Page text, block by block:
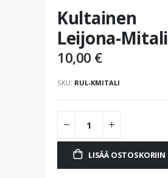
to
the
beginning
of
the
Kultainen
Leijona-Mitali
10,00 €
SKU RUL-KMITALI
LISÄÄ OSTOSKORIIN